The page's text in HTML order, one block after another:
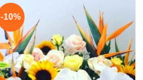
-10%